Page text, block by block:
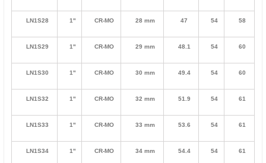
LN1S28 1" CR-MO 28 mm 47 54 58
LN1S29 1" CR-MO 29 mm 48.1 54 60
LN1S30 1" CR-MO 30 mm 49.4 54 60
LN1S32 1" CR-MO 32 mm 51.9 54 61
LN1S33 1" CR-MO 33 mm 53.6 54 61
LN1S34 1" CR-MO 34 mm 54.4 54 61